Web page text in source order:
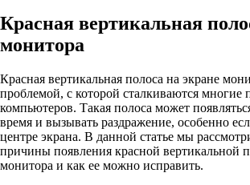
Красная вертикальная
монитора
Красная вертикальная полоса на экране
проблемой, с которой сталкиваются многие
компьютеров. Такая полоса может
время и вызывать раздражение, особенно
центре экрана. В данной статье мы
причины появления красной вертикальной
монитора и как ее можно исправить.